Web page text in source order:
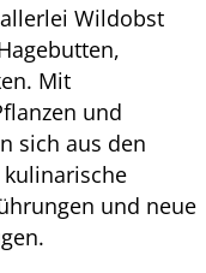
Wildobst
Mit
und
sich aus den
kulinarische
und neue